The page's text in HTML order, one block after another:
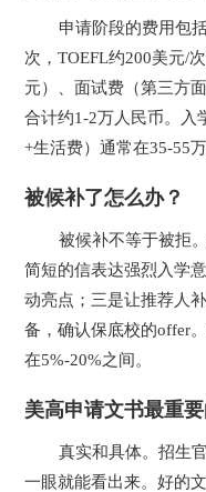
申请阶段的费用包
次，TOEFL约200美元/
元）、面试费（第三方
合计约1-2万人民币。入
+生活费）通常在35-55万
被候补了怎么办？
被候补不等于被拒
简短的信表达强烈入学
动亮点；三是让推荐人
备，确认保底校的offer
在5%-20%之间。
美高申请文书最重
真实和具体。招生
一眼就能看出来。好的